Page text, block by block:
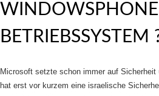
WINDOWSPHONE
BETRIEBSSYSTEM
Microsoft setzte schon immer auf
hat erst vor kurzem eine israelische